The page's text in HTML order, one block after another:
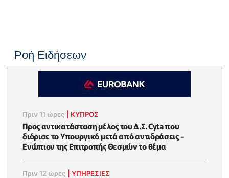
Ροή Ειδήσεων
Πριν 11 ώρες ΚΥΠΡΟΣ
Προς αντικατάσταση μέλος του Δ.Σ. Cyta που
διόρισε το Υπουργικό μετά από αντιδράσεις -
Ενώπιον της Επιτροπής Θεσμών το θέμα
Πριν 12 ώρες |ΥΠΗΡΕΣΙΕΣ